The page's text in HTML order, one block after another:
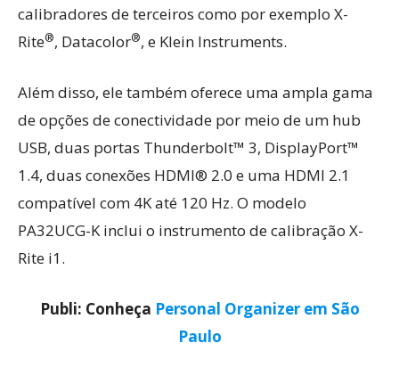
calibradores de terceiros como por exemplo X-
Rite®, Datacolor®, e Klein Instruments.
Além disso, ele também oferece uma ampla gama
de opções de conectividade por meio de um hub
USB, duas portas Thunderbolt™ 3, DisplayPort™
1.4, duas conexões HDMI® 2.0 e uma HDMI 2.1
compatível com 4K até 120 Hz. O modelo
PA32UCG-K inclui o instrumento de calibração X-
Rite i1.
Publi: Conheça Personal Organizer em São
Paulo